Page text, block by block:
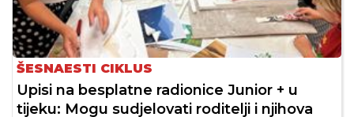
ŠESNAESTI CIKLUS
Upisi na besplatne radionice Junior + u
tijeku: Mogu sudjelovati roditelji i njihova